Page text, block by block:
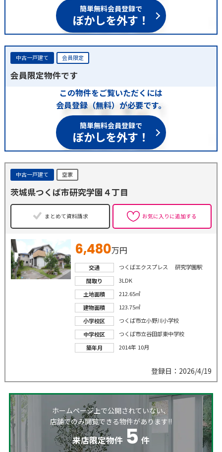
簡単無料会員登録で
ぼかしを外す！
中古一戸建て 会員限定
会員限定物件です
この物件をご覧いただくには
会員登録（無料）が必要です。
簡単無料会員登録で
ぼかしを外す！
中古一戸建て 空家
茨城県つくば市研究学園４丁目
まとめて資料請求 お気に入りに追加する
6,480万円
交通
つくばエクスプレス 研究学園駅
間取り
3LDK
土地面積
212.65㎡
建物面積
123.75㎡
小学校区
つくば市立小野川小学校
中学校区
つくば市立谷田部東中学校
築年月
2014年 10月
登録日：2026/4/19
ホームページ上で公開されていない、
店舗でのみ閲覧できる物件があります!!
来店限定物件 5 件